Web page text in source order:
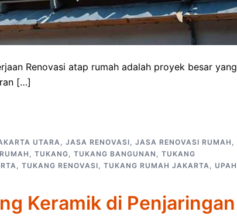
Renovasi atap rumah adalah proyek besar yang
[…]
UTARA, JASA RENOVASI, JASA RENOVASI RUMAH ,
, TUKANG, TUKANG BANGUNAN , TUKANG
, TUKANG RENOVASI, TUKANG RUMAH JAKARTA, UPAH
Keramik di Penjaringan